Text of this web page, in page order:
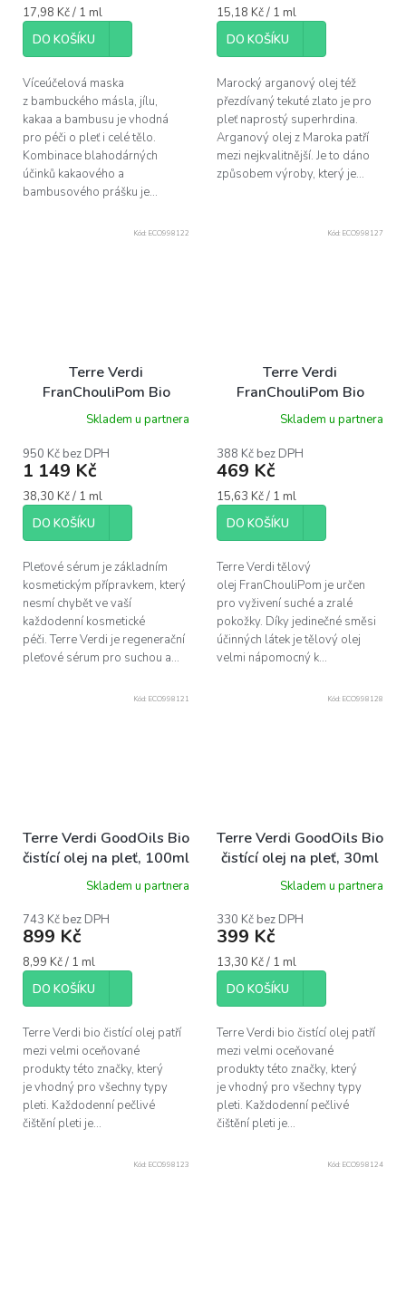
Měrná
cena:
17,98 Kč / 1 ml
DO KOŠÍKU
Víceúčelová maska
z bambuckého másla, jílu,
kakaa a bambusu je vhodná
pro péči o pleť i celé tělo.
Kombinace blahodárných
účinků kakaového a
bambusového prášku je...
Měrná
cena:
15,18 Kč / 1 ml
DO KOŠÍKU
Marocký arganový olej též
přezdívaný tekuté zlato je pro
pleť naprostý superhrdina.
Arganový olej z Maroka patří
mezi nejkvalitnější. Je to dáno
způsobem výroby, který je...
Terre Verdi
FranChouliPom Bio
regenerační pleťové
sérum, 30ml
Skladem u partnera
950 Kč bez DPH
1 149 Kč
Měrná
cena:
38,30 Kč / 1 ml
DO KOŠÍKU
Pleťové sérum je základním
kosmetickým přípravkem, který
nesmí chybět ve vaší
každodenní kosmetické
péči. Terre Verdi je regenerační
pleťové sérum pro suchou a...
Kód: ECO998122
Terre Verdi
FranChouliPom Bio
vyživující tělový olej,
Skladem u partnera
388 Kč bez DPH
469 Kč
Měrná
cena:
15,63 Kč / 1 ml
DO KOŠÍKU
Terre Verdi tělový
olej FranChouliPom je určen
pro vyživení suché a zralé
pokožky. Díky jedinečné směsi
účinných látek je tělový olej
velmi nápomocný k...
Kód: ECO998127
Terre Verdi GoodOils Bio
čistící olej na pleť, 100ml
Skladem u partnera
743 Kč bez DPH
899 Kč
Měrná
cena:
8,99 Kč / 1 ml
DO KOŠÍKU
Terre Verdi bio čistící olej patří
mezi velmi oceňované
produkty této značky, který
je vhodný pro všechny typy
pleti. Každodenní pečlivé
čištění pleti je...
Kód: ECO998121
Terre Verdi GoodOils Bio
čistící olej na pleť, 30ml
Skladem u partnera
330 Kč bez DPH
399 Kč
Měrná
cena:
13,30 Kč / 1 ml
DO KOŠÍKU
Terre Verdi bio čistící olej patří
mezi velmi oceňované
produkty této značky, který
je vhodný pro všechny typy
pleti. Každodenní pečlivé
čištění pleti je...
Kód: ECO998128
Kód: ECO998123 Kód: ECO998124